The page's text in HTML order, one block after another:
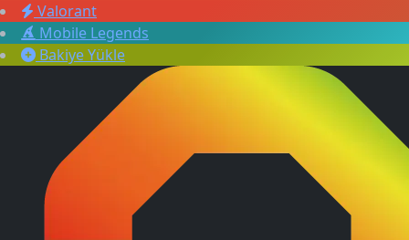
Valorant
Mobile Legends
Bakiye Yükle